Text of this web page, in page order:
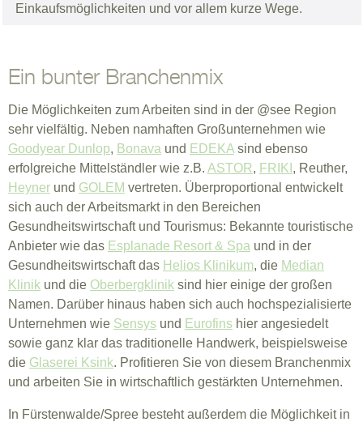
Einkaufsmöglichkeiten und vor allem kurze Wege.
Ein bunter Branchenmix
Die Möglichkeiten zum Arbeiten sind in der @see Region
sehr vielfältig. Neben namhaften Großunternehmen wie
Goodyear Dunlop, Bonava und EDEKA sind ebenso
erfolgreiche Mittelständler wie z.B. ASTOR, FRIKI , Reuther,
Heyner und GOLEM vertreten. Überproportional entwickelt
sich auch der Arbeitsmarkt in den Bereichen
Gesundheitswirtschaft und Tourismus: Bekannte touristische
Anbieter wie das Esplanade Resort & Spa und in der
Gesundheitswirtschaft das Helios Klinikum, die Median
Klinik und die Oberbergklinik sind hier einige der großen
Namen. Darüber hinaus haben sich auch hochspezialisierte
Unternehmen wie Sensys und Eurofins hier angesiedelt
sowie ganz klar das traditionelle Handwerk, beispielsweise
die Glaserei Ksink. Profitieren Sie von diesem Branchenmix
und arbeiten Sie in wirtschaftlich gestärkten Unternehmen.
In Fürstenwalde/Spree besteht außerdem die Möglichkeit in